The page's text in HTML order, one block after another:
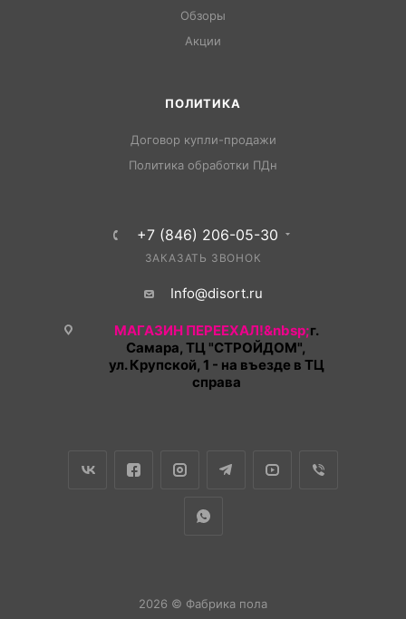
Обзоры
Акции
ПОЛИТИКА
Договор купли-продажи
Политика обработки ПДн
+7 (846) 206-05-30
ЗАКАЗАТЬ ЗВОНОК
Info@disort.ru
МАГАЗИН ПЕРЕЕХАЛ!&nbsp;г.
Самара, ТЦ "СТРОЙДОМ",
ул. Крупской, 1 - на въезде в ТЦ
справа
2026 © Фабрика пола